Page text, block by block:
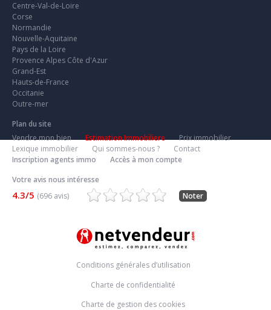
Centre-Val-de-Loire
Corse
Normandie
Nouvelle-Aquitaine
Pays de la Loire
Provence Alpes Côte d'Azur
Grand-Est
Hauts-de-France
Occitanie
Outre-mer
Plan du site
Vendre mon bien
Estimation Immobiliere
Prix immobilier
Lexique immobilier
Qui sommes-nous ?
Contact
Inscription agents immo
Accès à mon compte
Votre avis nous intéresse
4.3/5 (696 avis) Noter
Conditions générales d’utilisation
Charte de confidentialité
Charte de gestion des cookies